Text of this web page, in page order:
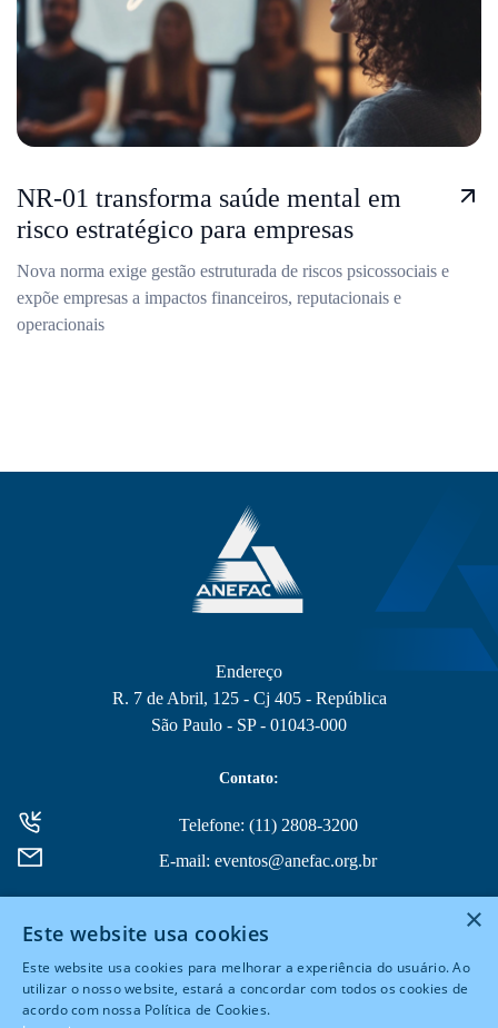
NR-01 transforma saúde mental em
risco estratégico para empresas
Nova norma exige gestão estruturada de riscos psicossociais e
expõe empresas a impactos financeiros, reputacionais e
operacionais
Endereço
R. 7 de Abril, 125 - Cj 405 - República
São Paulo - SP - 01043-000
Contato:
Telefone: (11) 2808-3200
E-mail: eventos@anefac.org.br
×
Este website usa cookies
Este website usa cookies para melhorar a experiência do usuário. Ao
utilizar o nosso website, estará a concordar com todos os cookies de
acordo com nossa Política de Cookies.